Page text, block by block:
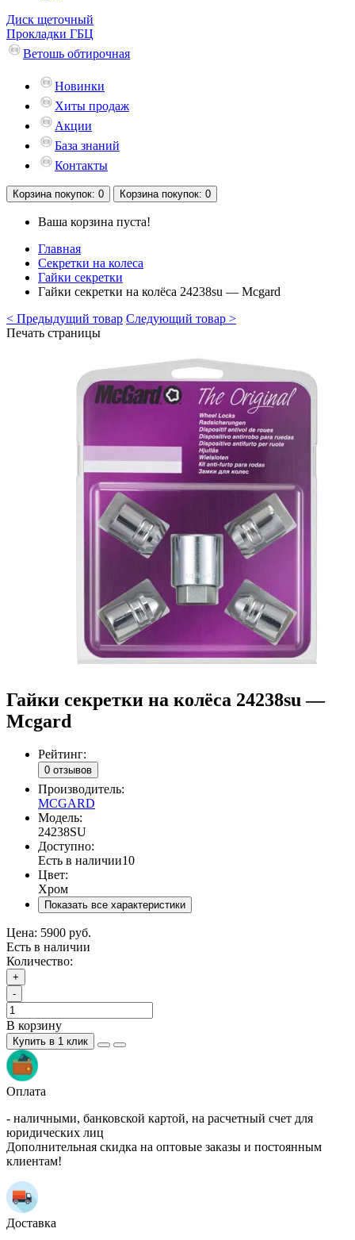
Диск щеточный
Прокладки ГБЦ
Ветошь обтирочная
Новинки
Хиты продаж
Акции
База знаний
Контакты
Корзина покупок: 0 Корзина покупок: 0
Ваша корзина пуста!
Главная
Секретки на колеса
Гайки секретки
Гайки секретки на колёса 24238su — Mcgard
< Предыдущий товар Следующий товар >
Печать страницы
Гайки секретки на колёса 24238su —
Mcgard
Рейтинг:
0 отзывов
Производитель:
MCGARD
Модель:
24238SU
Доступно:
Есть в наличии10
Цвет:
Хром
Показать все характеристики
Цена: 5900 руб.
Есть в наличии
Количество:
+
-
В корзину
Купить в 1 клик
Оплата
- наличными, банковской картой, на расчетный счет для
юридических лиц
Дополнительная скидка на оптовые заказы и постоянным
клиентам!
Доставка